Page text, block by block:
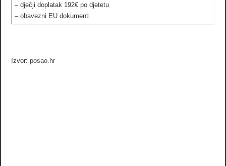
– dječji doplatak 192€ po djetetu
– obavezni EU dokumenti
Izvor:posao.hr